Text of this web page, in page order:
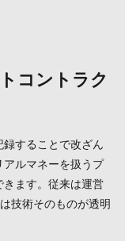
コントラク
することで改ざん
ルマネーを扱うプ
きます。従来は運営
技術そのものが透明